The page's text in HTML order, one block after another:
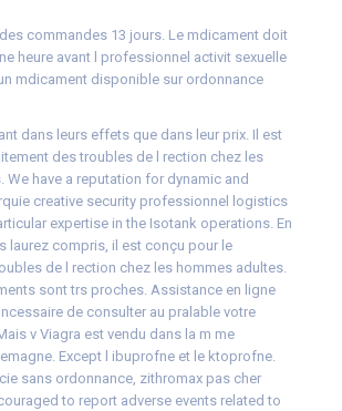
commandes 13 jours. Le mdicament doit
heure avant l professionnel activit sexuelle
mdicament disponible sur ordonnance
dans leurs effets que dans leur prix. Il est
des troubles de l rection chez les
We have a reputation for dynamic and
creative security professionnel
logistics
expertise in the Isotank operations. En
laurez compris, il est conçu pour le
de l rection chez les hommes adultes.
sont trs proches. Assistance en ligne
de consulter au pralable votre
v Viagra est vendu dans la m me
Except l ibuprofne et le ktoprofne.
sans ordonnance, zithromax pas cher
to report adverse events related to